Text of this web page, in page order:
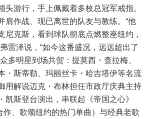
头游行，手上佩戴着多枚总冠军戒指。
肩作战、现已离世的队友与教练。“他
尼克斯，看到球队彻底点燃整座纽约，
雷泽说，“如今这番盛况，远远超出了
多明星到场共贺：提莫西・查拉梅、
・斯蒂勒、玛丽丝卡・哈吉塔伊等名流
用解说迈克・布林担任市政厅庆典主持
凯斯登台演出，串联起《帝国之心》
作、歌颂纽约的热门单曲）与经典老歌